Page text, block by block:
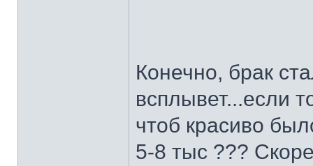
Конечно, брак
всплывет...если
чтоб красиво
5-8 тыс ???